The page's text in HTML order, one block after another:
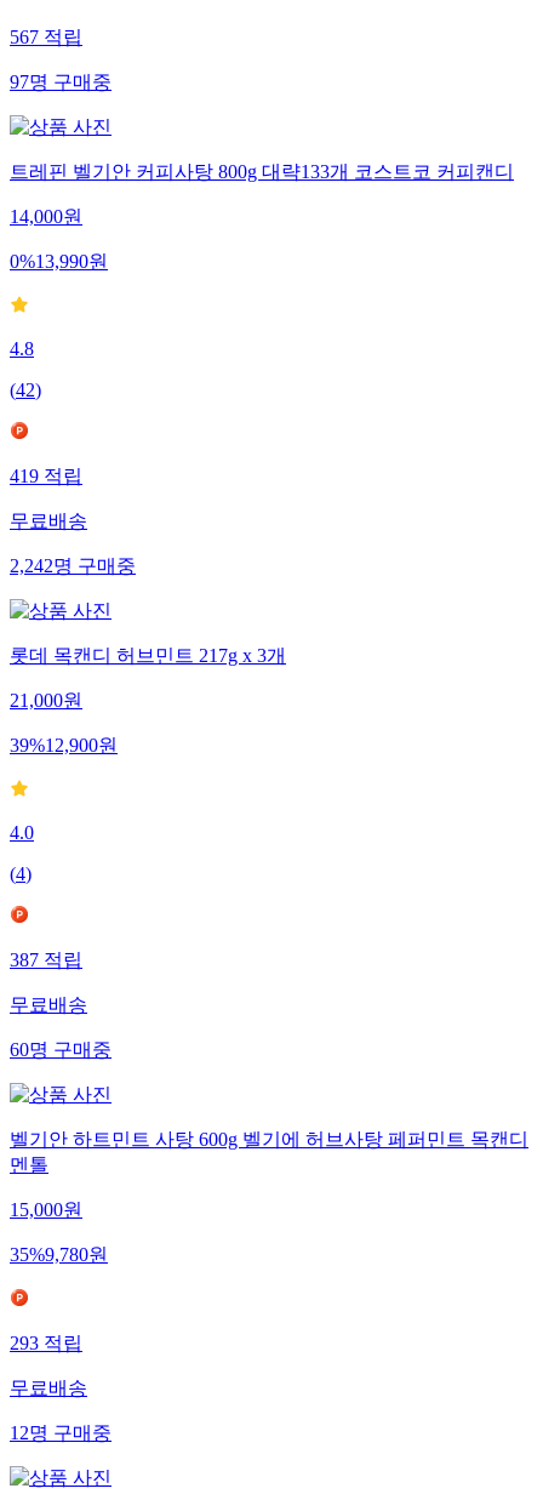
567적립
97명구매중
트레핀 벨기안 커피사탕 800g 대략133개 코스트코 커피캔디
14,000원
0%13,990원
4.8
(42)
419적립
무료배송
2,242명구매중
롯데 목캔디 허브민트 217g x 3개
21,000원
39%12,900원
4.0
(4)
387적립
무료배송
60명구매중
벨기안 하트민트 사탕 600g 벨기에 허브사탕 페퍼민트 목캔디
멘톨
15,000원
35%9,780원
293적립
무료배송
12명구매중